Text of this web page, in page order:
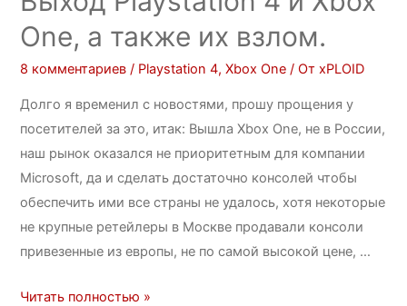
One, а также их взлом.
8 комментариев / Playstation 4,Xbox One / ОтxPLOID
Долго я временил с новостями, прошу прощения у
посетителей за это, итак: Вышла Xbox One, не в России,
наш рынок оказался не приоритетным для компании
Microsoft, да и сделать достаточно консолей чтобы
обеспечить ими все страны не удалось, хотя некоторые
не крупные ретейлеры в Москве продавали консоли
привезенные из европы, не по самой высокой цене, …
Читать полностью »